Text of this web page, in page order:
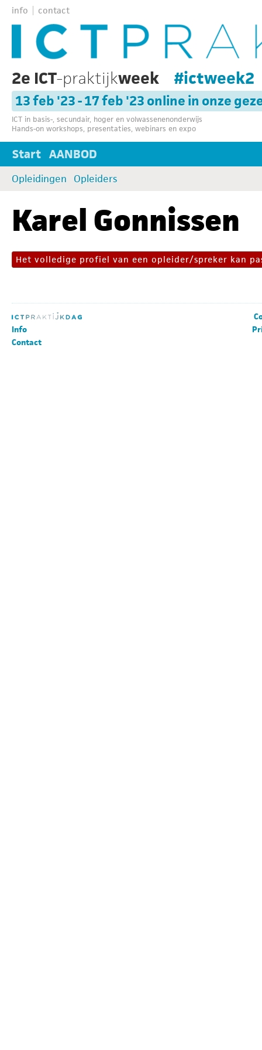
info contact
2e ICT-praktijkweek #ictweek2
13 feb '23 - 17 feb '23 online in onze
ICT in basis-, secundair, hoger en volwassenenonderwijs
Hands-on workshops, presentaties, webinars en expo
Start AANBOD
Opleidingen Opleiders
Karel Gonnissen
Het volledige profiel van een opleider/spreker kan
Info
Contact